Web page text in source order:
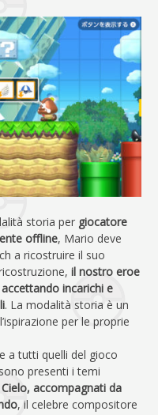
storia per giocatore
offline, Mario deve
a ricostruire il suo
il nostro eroe
incarichi e
. La modalità storia è un
per le proprie
a tutti quelli del gioco
presenti i temi
accompagnati da
, il celebre compositore